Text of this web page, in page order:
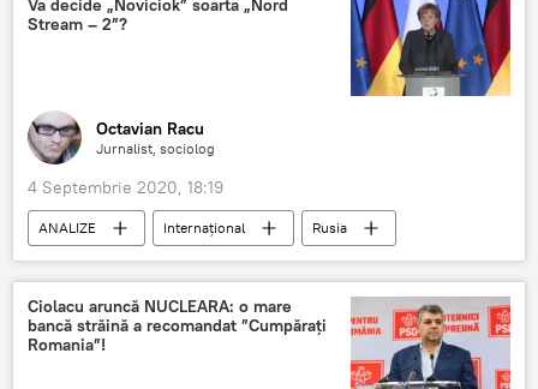
Va decide „Noviciok” soarta „Nord
Stream – 2”?
Octavian Racu
Jurnalist, sociolog
4 Septembrie 2020, 18:19
ANALIZE Internaţional
Rusia
Aleksei Navalnîi
Germania
noviciok
Angela Merkel
Bundeswehr
Nord Stream 2
Ciolacu aruncă NUCLEARA: o mare
bancă străină a recomandat ”Cumpărați
Romania”!